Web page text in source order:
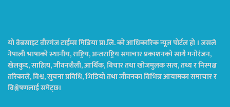
यो वेबसाइट वीरगंज टाईम्स मिडिया प्रा.लि. को आधिकारिक न्यूज पोर्टल हो । जसले
नेपाली भाषाको स्थानीय, राष्ट्रिय, अन्तराष्ट्रिय समाचार प्रकाशनको साथै मनोरंजन,
खेलकुद, साहित्य, जीवनशैली, आर्थिक, बिचार तथा खोजमुलक सत्य, तथ्य र निस्पक्ष
तरिकाले, विश्व, सुचना प्रविधि, भिडियो तथा जीवनका विभिन्न आयामका समाचार र
विश्लेषणलाई समेट्छ।